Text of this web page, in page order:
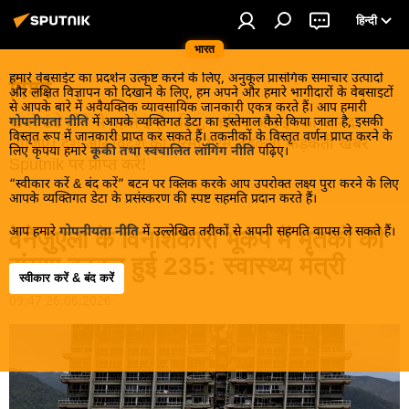
भारत
हिन्दी
हमारे वेबसाईट का प्रदर्शन उत्कृष्ट करने के लिए, अनुकूल प्रासंगिक समाचार उत्पादों
और लक्षित विज्ञापन को दिखाने के लिए, हम अपने और हमारे भागीदारों के वेबसाइटों
से आपके बारे में अवैयक्तिक व्यावसायिक जानकारी एकत्र करते हैं। आप हमारी
गोपनीयता नीति में आपके व्यक्तिगत डेटा का इस्तेमाल कैसे किया जाता है, इसकी
विस्तृत रूप में जानकारी प्राप्त कर सकते हैं। तकनीकों के विस्तृत वर्णन प्राप्त करने के
लिए कृपया हमारे कूकी तथा स्वचालित लॉगिंग नीति पढ़िए।
“स्वीकार करें & बंद करें” बटन पर क्लिक करके आप उपरोक्त लक्ष्य पुरा करने के लिए
आपके व्यक्तिगत डेटा के प्रसंस्करण की स्पष्ट सहमति प्रदान करते हैं।
आप हमारे गोपनीयता नीति में उल्लेखित तरीकों से अपनी सहमति वापस ले सकते हैं।
स्वीकार करें & बंद करें
विश्व
खबरें ठंडे होने से पहले इन्हें पढ़िए, जानिए और इनका आनंद
लीजिए। देश और विदेश की गरमा गरम तड़कती फड़कती खबरें
Sputnik पर प्राप्त करें!
वेनेज़ुएला के विनाशकारी भूकंप में मृतकों की
संख्या बढ़कर हुई 235: स्वास्थ्य मंत्री